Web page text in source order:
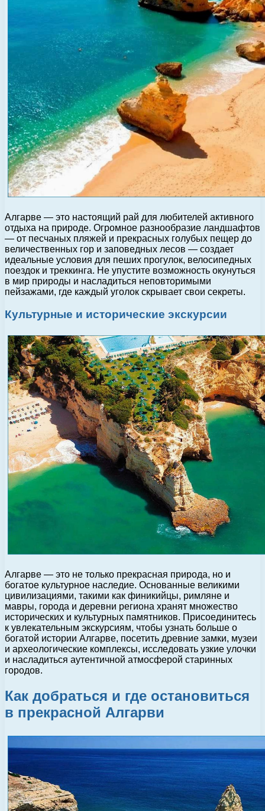
Алгарве — это настоящий рай для любителей активного
отдыха на природе. Огромное разнообразие ландшафтов
— от песчаных пляжей и прекрасных голубых пещер до
величественных гор и заповедных лесов — создает
идеальные условия для пеших прогулок, велосипедных
поездок и треккинга. Не упустите возможность окунуться
в мир природы и насладиться неповторимыми
пейзажами, где каждый уголок скрывает свои секреты.
Культурные и исторические экскурсии
Алгарве — это не только прекрасная природа, но и
богатое культурное наследие. Основанные великими
цивилизациями, такими как финикийцы, римляне и
мавры, города и деревни региона хранят множество
исторических и культурных памятников. Присоединитесь
к увлекательным экскурсиям, чтобы узнать больше о
богатой истории Алгарве, посетить древние замки, музеи
и археологические комплексы, исследовать узкие улочки
и насладиться аутентичной атмосферой старинных
городов.
Как добраться и где остановиться
в прекрасной Алгарви